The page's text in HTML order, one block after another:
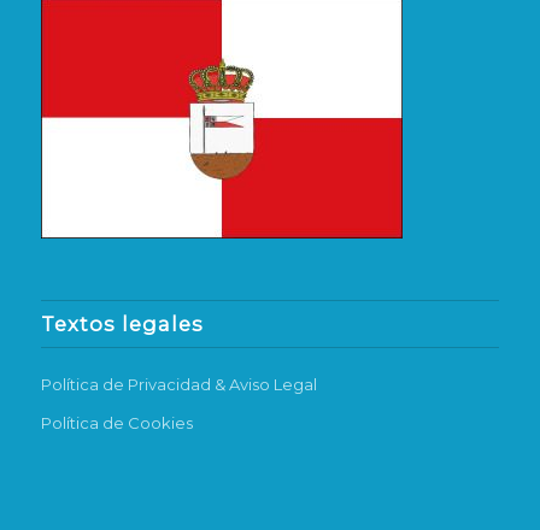
Textos legales
Política de Privacidad & Aviso Legal
Política de Cookies